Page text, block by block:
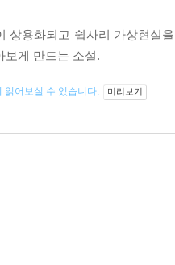
상용화되고 쉽사리 가상현실
보게 만드는 소설.
읽어보실 수 있습니다. 미리보기